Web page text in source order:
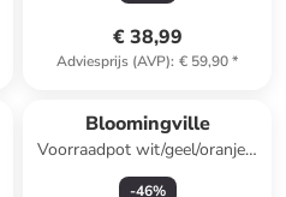
€ 38,99
Adviesprijs (AVP): € 59,90*
Bloomingville
Voorraadpot wit/geel/oranje -
(H)12 x Ø 11 cm
-46%